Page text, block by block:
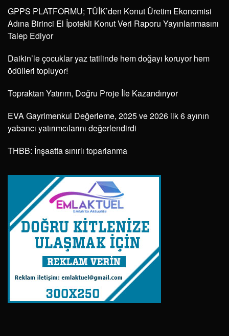
GPPS PLATFORMU; TÜİK’den Konut Üretim Ekonomisi
Adına Birinci El İpotekli Konut Veri Raporu Yayınlanmasını
Talep Ediyor
Daikin’le çocuklar yaz tatilinde hem doğayı koruyor hem
ödülleri topluyor!
Topraktan Yatırım, Doğru Proje İle Kazandırıyor
EVA Gayrimenkul Değerleme, 2025 ve 2026 ilk 6 ayının
yabancı yatırımcılarını değerlendirdi
THBB: İnşaatta sınırlı toparlanma